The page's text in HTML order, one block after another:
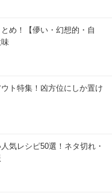
め！【儚い・幻想的・自
ト特集！凶方位にしか置け
気レシピ50選！ネタ切れ・